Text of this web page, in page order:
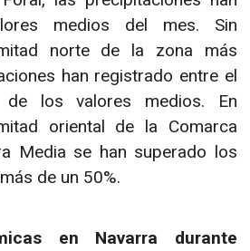
medios del mes. Sin
norte de la zona más
han registrado entre el
los valores medios. En
oriental de la Comarca
Media se han superado los
de un 50%.
en Navarra durante